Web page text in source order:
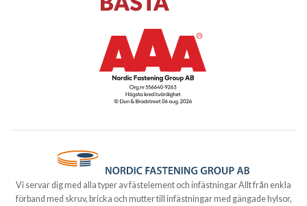
Vi servar dig med alla typer av fästelement och infästningar Allt från enkla
förband med skruv, bricka och mutter till infästningar med gängade hylsor,